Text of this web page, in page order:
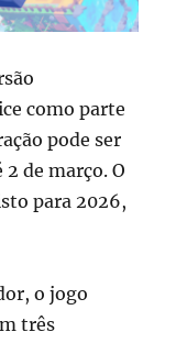
como parte
pode ser
de março. O
para 2026,
o jogo
três